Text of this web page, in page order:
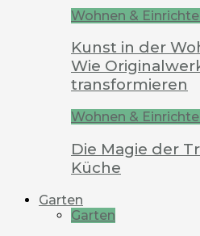
Wohnen &
Kunst in der
Wie
transformieren
Wohnen &
Die Magie der
Küche
Garten
Garten